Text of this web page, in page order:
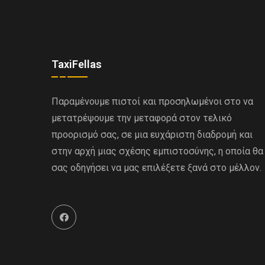
TaxiFellas
Παραμένουμε πιστοί και προσηλωμένοι στο να
μετατρέψουμε την μεταφορά στον τελικό
προορισμό σας, σε μια ευχάριστη διαδρομή και
στην αρχή μιας σχέσης εμπιστοσύνης, η οποία θα
σας οδηγήσει να μας επιλέξετε ξανά στο μέλλον.